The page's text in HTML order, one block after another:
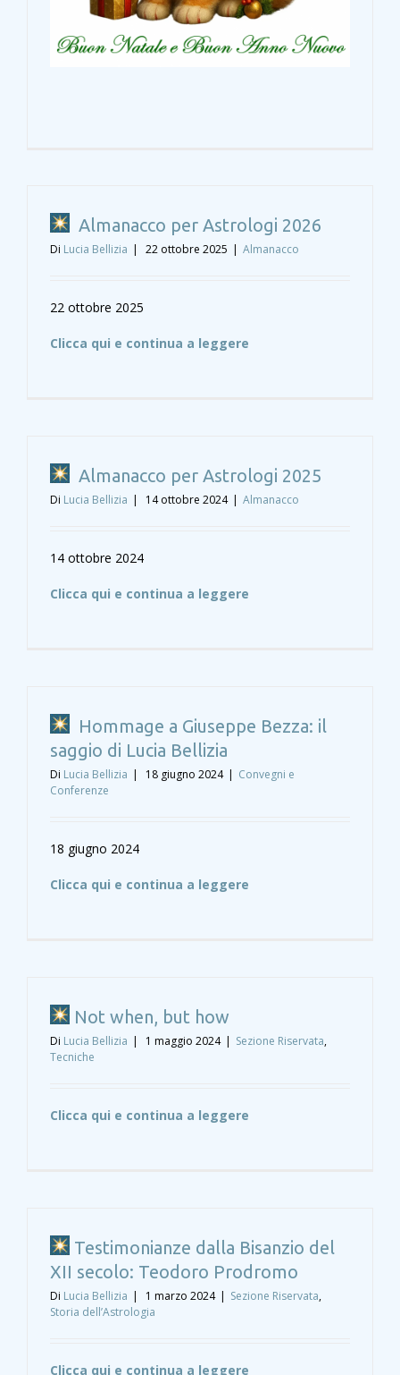
Almanacco per Astrologi 2026
Di Lucia Bellizia | 22 ottobre 2025 | Almanacco
22 ottobre 2025
Clicca qui e continua a leggere
Almanacco per Astrologi 2025
Di Lucia Bellizia | 14 ottobre 2024 | Almanacco
14 ottobre 2024
Clicca qui e continua a leggere
Hommage a Giuseppe Bezza: il
saggio di Lucia Bellizia
Di Lucia Bellizia | 18 giugno 2024 | Convegni e
Conferenze
18 giugno 2024
Clicca qui e continua a leggere
Not when, but how
Di Lucia Bellizia | 1 maggio 2024 | Sezione Riservata,
Tecniche
Clicca qui e continua a leggere
Testimonianze dalla Bisanzio del
XII secolo: Teodoro Prodromo
Di Lucia Bellizia | 1 marzo 2024 | Sezione Riservata,
Storia dell’Astrologia
Clicca qui e continua a leggere